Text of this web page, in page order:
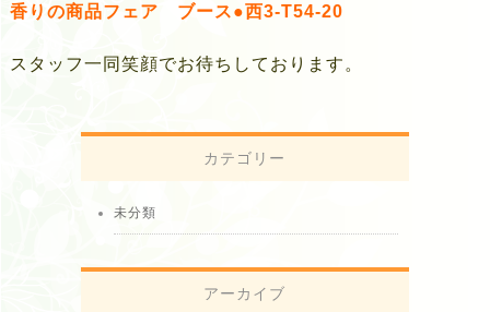
香りの商品フェア ブース●西3-T54-20
スタッフ一同笑顔でお待ちしております。
カテゴリー
未分類
アーカイブ